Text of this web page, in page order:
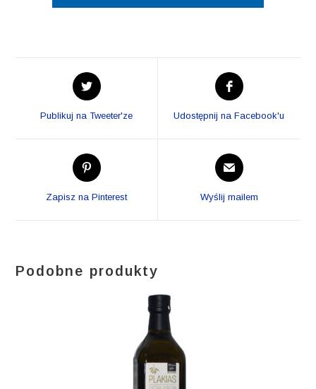
Opens
in
new
Publikuj na Tweeter'ze
Opens
in
new
Udostępnij na Facebook'u
Opens
in
Zapisz na Pinterest
Opens
in
new
Wyślij mailem
Podobne produkty